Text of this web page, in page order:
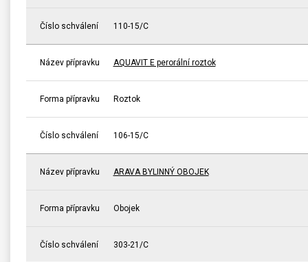
Číslo schválení 110-15/C
Název přípravku AQUAVIT E perorální roztok
Forma přípravku Roztok
Číslo schválení 106-15/C
Název přípravku ARAVA BYLINNÝ OBOJEK
Forma přípravku Obojek
Číslo schválení 303-21/C